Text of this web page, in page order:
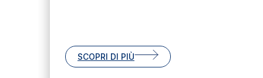
SCOPRI DI PIÙ